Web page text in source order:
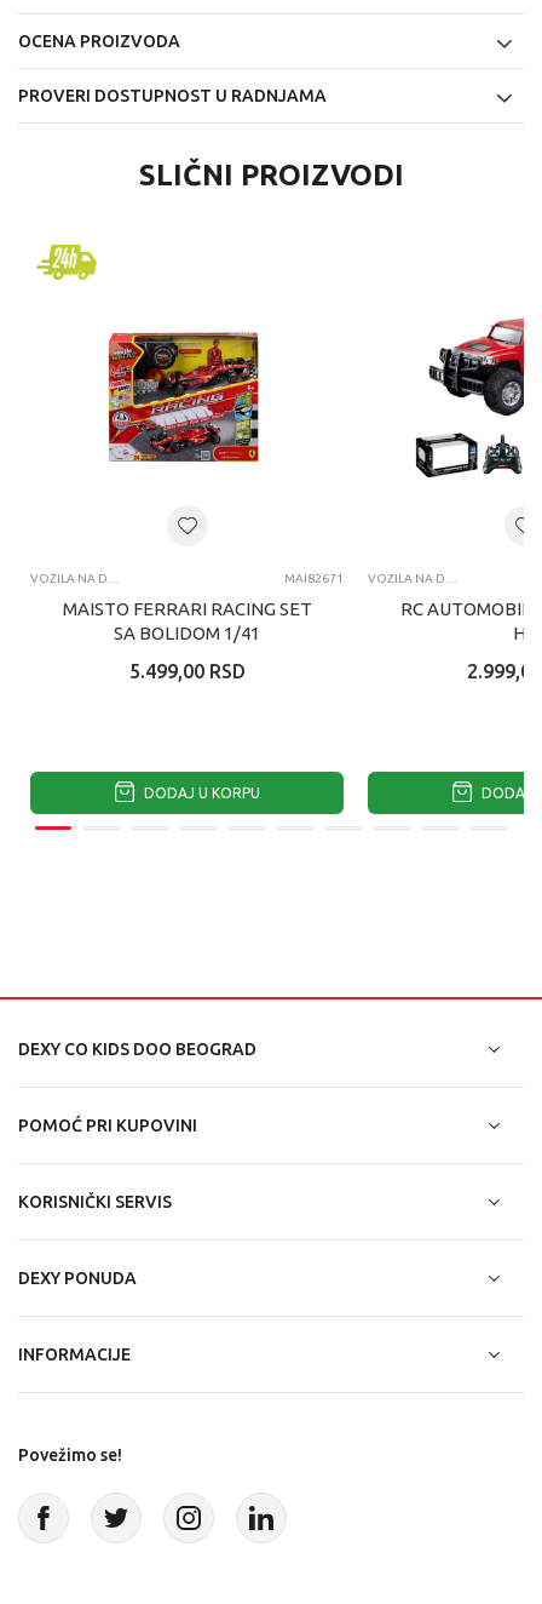
OCENA PROIZVODA
PROVERI DOSTUPNOST U RADNJAMA
SLIČNI PROIZVODI
MAI82671
MAISTO FERRARI RACING SET
SA BOLIDOM 1/41
5.499,00 RSD
DODAJ U KORPU
RC AUTOMOBIL
H3
2.999,00
DODAJ
DEXY CO KIDS DOO BEOGRAD
POMOĆ PRI KUPOVINI
KORISNIČKI SERVIS
DEXY PONUDA
INFORMACIJE
Povežimo se!